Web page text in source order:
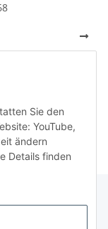
Sie den
YouTube,
ändern
Details finden